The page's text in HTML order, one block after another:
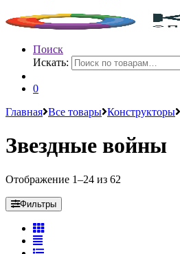
Поиск
Искать:
0
Главная Все товары Конструкторы
Звездные войны
Отображение 1–24 из 62
Фильтры